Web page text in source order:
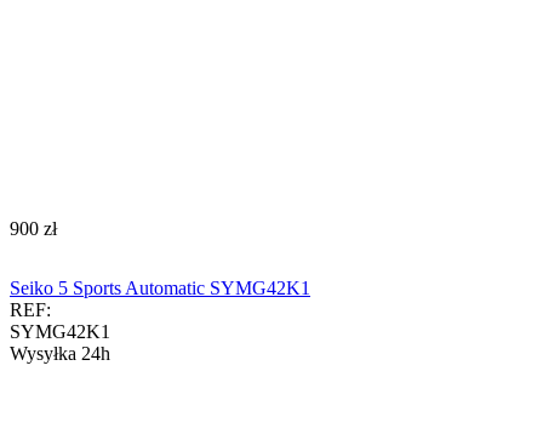
‍900‍ zł
Seiko 5 Sports Automatic SYMG42K1
REF:
SYMG42K1
Wysyłka 24h